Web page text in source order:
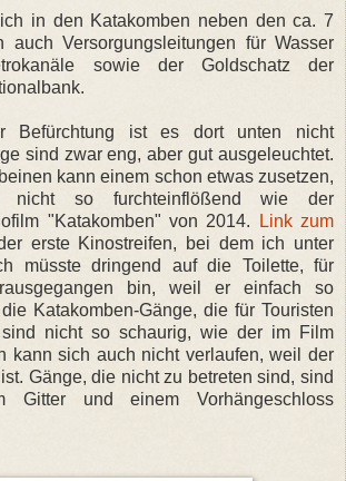
in den Katakomben neben den ca. 7
auch Versorgungsleitungen für Wasser
sowie der Goldschatz der
Befürchtung ist es dort unten nicht
sind zwar eng, aber gut ausgeleuchtet.
kann einem schon etwas zusetzen,
so furchteinflößend wie der
"Katakomben" von 2014.
Link zum
erste Kinostreifen, bei dem ich unter
müsste dringend auf die Toilette, für
bin, weil er einfach so
Katakomben-Gänge, die für Touristen
nicht so schaurig, wie der im Film
kann sich auch nicht verlaufen, weil der
Gänge, die nicht zu betreten sind, sind
Gitter und einem Vorhängeschloss